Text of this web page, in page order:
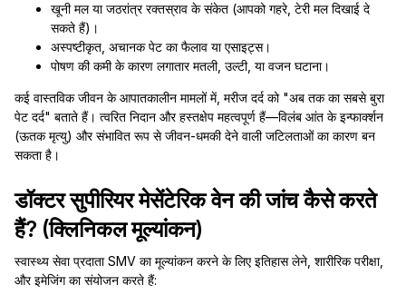
खूनी मल या जठरांत्र रक्तस्राव के संकेत (आपको गहरे, टेरी मल दिखाई दे
सकते हैं)।
अस्पष्टीकृत, अचानक पेट का फैलाव या एसाइट्स।
पोषण की कमी के कारण लगातार मतली, उल्टी, या वजन घटाना।
कई वास्तविक जीवन के आपातकालीन मामलों में, मरीज दर्द को "अब तक का सबसे बुरा
पेट दर्द" बताते हैं। त्वरित निदान और हस्तक्षेप महत्वपूर्ण हैं—विलंब आंत के इन्फार्क्शन
(ऊतक मृत्यु) और संभावित रूप से जीवन-धमकी देने वाली जटिलताओं का कारण बन
सकता है।
डॉक्टर सुपीरियर मेसेंटेरिक वेन की जांच कैसे करते
हैं? (क्लिनिकल मूल्यांकन)
स्वास्थ्य सेवा प्रदाता SMV का मूल्यांकन करने के लिए इतिहास लेने, शारीरिक परीक्षा,
और इमेजिंग का संयोजन करते हैं: